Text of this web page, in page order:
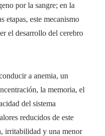
por la sangre; en la
etapas, este mecanismo
el desarrollo del cerebro
a anemia, un
la memoria, el
del sistema
reducidos de este
irritabilidad y una menor